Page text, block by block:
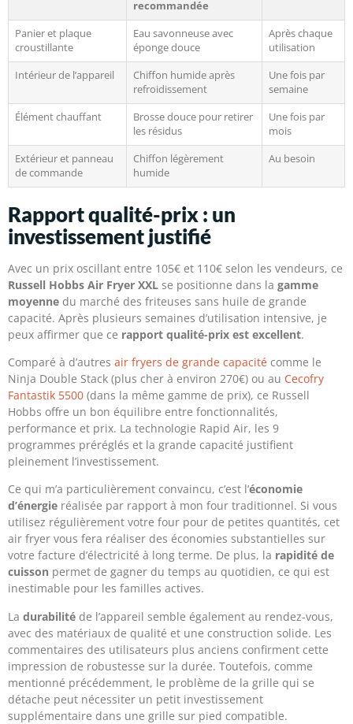
recommandée
Panier et plaque
croustillante
Eau savonneuse avec
éponge douce
Après chaque
utilisation
Intérieur de l’appareil
Chiffon humide après
refroidissement
Une fois par
semaine
Élément chauffant
Brosse douce pour retirer
les résidus
Une fois par
mois
Extérieur et panneau
de commande
Chiffon légèrement
humide
Au besoin
Rapport qualité-prix : un
investissement justifié
Avec un prix oscillant entre 105€ et 110€ selon les vendeurs, ce
Russell Hobbs Air Fryer XXL se positionne dans la gamme
moyenne du marché des friteuses sans huile de grande
capacité. Après plusieurs semaines d’utilisation intensive, je
peux affirmer que ce rapport qualité-prix est excellent.
Comparé à d’autres air fryers de grande capacité comme le
Ninja Double Stack (plus cher à environ 270€) ou au Cecofry
Fantastik 5500 (dans la même gamme de prix), ce Russell
Hobbs offre un bon équilibre entre fonctionnalités,
performance et prix. La technologie Rapid Air, les 9
programmes préréglés et la grande capacité justifient
pleinement l’investissement.
Ce qui m’a particulièrement convaincu, c’est l’économie
d’énergie réalisée par rapport à mon four traditionnel. Si vous
utilisez régulièrement votre four pour de petites quantités, cet
air fryer vous fera réaliser des économies substantielles sur
votre facture d’électricité à long terme. De plus, la rapidité de
cuisson permet de gagner du temps au quotidien, ce qui est
inestimable pour les familles actives.
La durabilité de l’appareil semble également au rendez-vous,
avec des matériaux de qualité et une construction solide. Les
commentaires des utilisateurs plus anciens confirment cette
impression de robustesse sur la durée. Toutefois, comme
mentionné précédemment, le problème de la grille qui se
détache peut nécessiter un petit investissement
supplémentaire dans une grille sur pied compatible.